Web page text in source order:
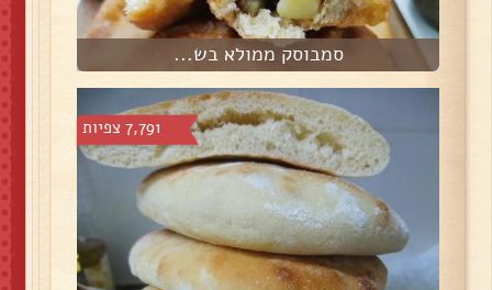
סמבוסק ממולא בש...
7,791 צפיות